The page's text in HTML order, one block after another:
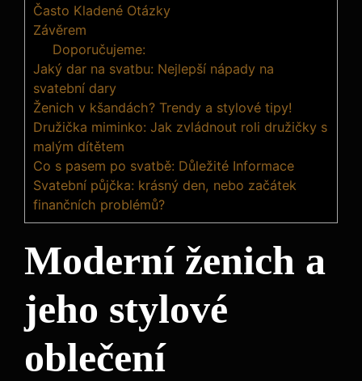
Často Kladené Otázky
Závěrem
Doporučujeme:
Jaký dar na svatbu: Nejlepší nápady na
svatební dary
Ženich v kšandách? Trendy a stylové tipy!
Družička miminko: Jak zvládnout roli družičky s
malým dítětem
Co s pasem po svatbě: Důležité Informace
Svatební půjčka: krásný den, nebo začátek
finančních problémů?
Moderní ženich a
jeho stylové
oblečení